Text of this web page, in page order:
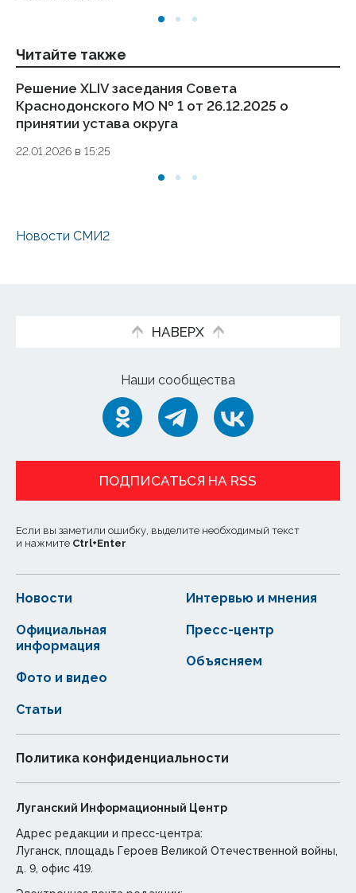
Читайте также
Решение XLIV заседания Совета
Краснодонского МО № 1 от 26.12.2025 о
принятии устава округа
22.01.2026 в 15:25
Новости СМИ2
НАВЕРХ
Наши сообщества
ПОДПИСАТЬСЯ НА RSS
Если вы заметили ошибку, выделите необходимый текст
и нажмите Ctrl+Enter
Новости
Статьи
Официальная
информация
Интервью и мнения
Фото и видео
Пресс-центр
Объясняем
Политика конфиденциальности
Луганский Информационный Центр
Адрес редакции и пресс-центра:
Луганск, площадь Героев Великой Отечественной войны,
д. 9, офис 419.